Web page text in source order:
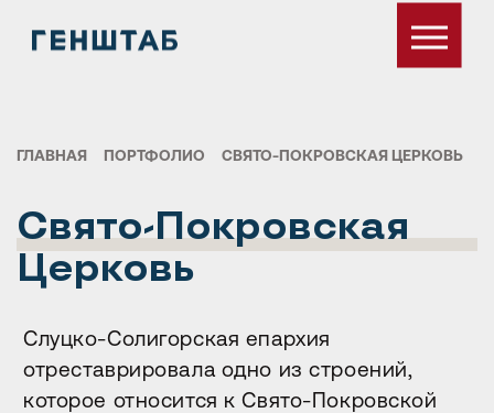
ГЛАВНАЯ ПОРТФОЛИО СВЯТО-ПОКРОВСКАЯ ЦЕРКОВЬ
Свято-Покровская
Церковь
Слуцко-Солигорская епархия
отреставрировала одно из строений,
которое относится к Свято-Покровской